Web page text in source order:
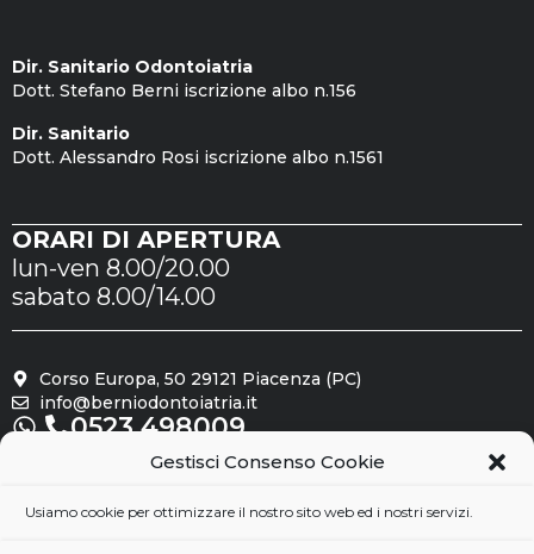
Gestisci Consenso Cookie
Usiamo cookie per ottimizzare il nostro sito web ed i nostri servizi.
Dir. Sanitario Odontoiatria
Dott. Stefano Berni iscrizione albo n.156
Dir. Sanitario
Dott. Alessandro Rosi iscrizione albo n.1561
ORARI DI APERTURA
lun-ven 8.00/20.00
sabato 8.00/14.00
Corso Europa, 50 29121 Piacenza (PC)
info@berniodontoiatria.it
0523.498009